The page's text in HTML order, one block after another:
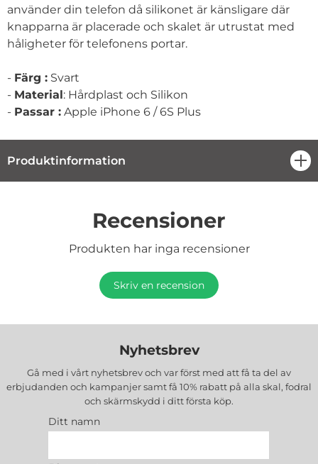
använder din telefon då silikonet är känsligare där
knapparna är placerade och skalet är utrustat med
håligheter för telefonens portar.
- Färg : Svart
- Material: Hårdplast och Silikon
- Passar : Apple iPhone 6 / 6S Plus
Produktinformation
Recensioner
Produkten har inga recensioner
Skriv en recension
Nyhetsbrev
Gå med i vårt nyhetsbrev och var först med att få ta del av
erbjudanden och kampanjer samt få 10% rabatt på alla skal, fodral
och skärmskydd i ditt första köp.
Ditt namn